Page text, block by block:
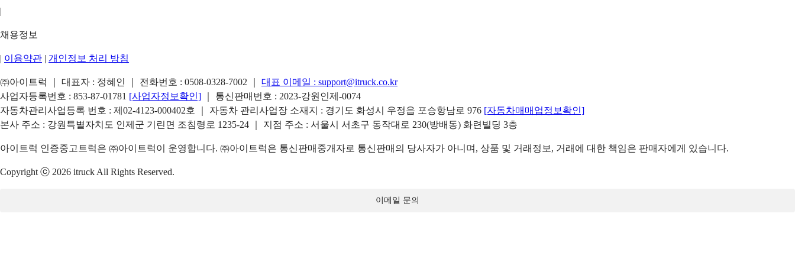
|
채용정보
| 이용약관 | 개인정보 처리 방침
㈜아이트럭 ｜ 대표자 : 정혜인 ｜ 전화번호 : 0508-0328-7002 대표 이메일 : support@itruck.co.kr
사업자등록번호 : 853-87-01781 [사업자정보확인]
｜ 통신판매번호 : 2023-강원인제-0074
자동차관리사업등록 번호 : 제02-4123-000402호 ｜ 자동차 관리사업장 소재지 : 경기도 화성시 우정읍 포승항남로 976 [자동차매매업정보확인]
본사 주소 : 강원특별자치도 인제군 기린면 조침령로 1235-24 ｜ 지점 주소 : 서울시 서초구 동작대로 230(방배동) 화련빌딩 3층
아이트럭 인증중고트럭은 ㈜아이트럭이 운영합니다. ㈜아이트럭은 통신판매중개자로 통신판매의 당사자가 아니며, 상품 및 거래정보, 거래에 대한 책임은 판매자에게 있습니다.
Copyright ⓒ 2026 itruck All Rights Reserved.
이메일 문의